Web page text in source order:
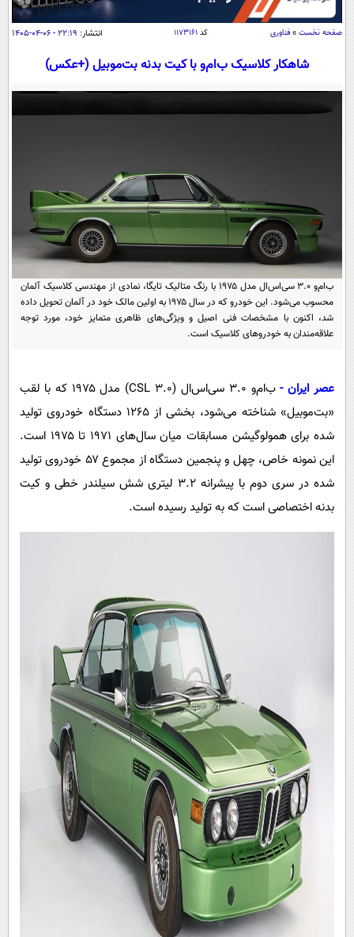
اقتصاد
اقتصادی
جامعه
حوادث
یک برش دانایی
محیط زیست
سفر و تفریح
بین الملل
فناوری و It
سرگرمی
باشگاه مغز
مجله تصویری سلاح
فیلم
ورزش
سیاست
فناوری
گوناگون
محیط زیست
سلامت
حیات وحش
سیاست خارجی
عصر ایران 2
خواندنی ها و دیدنی ها
داستان کوتاه
روانشناسی
آشپزی
آموزش زبان
صفحه نخست » فناوری کد ۱۱۷۳۱۶۱ انتشار: ۲۲:۱۹ - ۰۶-۰۴-۱۴۰۵
شاهکار کلاسیک ب‌ام‌و با کیت بدنه بت‌موبیل (+عکس)
ب‌ام‌و ۳.۰ سی‌اس‌ال مدل ۱۹۷۵ با رنگ متالیک تایگا، نمادی از مهندسی کلاسیک آلمان
محسوب می‌شود. این خودرو که در سال ۱۹۷۵ به اولین مالک خود در آلمان تحویل داده
شد، اکنون با مشخصات فنی اصیل و ویژگی‌های ظاهری متمایز خود، مورد توجه
علاقه‌مندان به خودروهای کلاسیک است.
عصر ایران -
ب‌ام‌و ۳.۰ سی‌اس‌ال (3.0 CSL) مدل ۱۹۷۵ که با لقب
«بت‌موبیل» شناخته می‌شود، بخشی از ۱۲۶۵ دستگاه خودروی تولید
شده برای همولوگیشن مسابقات میان سال‌های ۱۹۷۱ تا ۱۹۷۵ است.
این نمونه خاص، چهل و پنجمین دستگاه از مجموع ۵۷ خودروی تولید
شده در سری دوم با پیشرانه ۳.۲ لیتری شش سیلندر خطی و کیت
بدنه اختصاصی است که به تولید رسیده است.